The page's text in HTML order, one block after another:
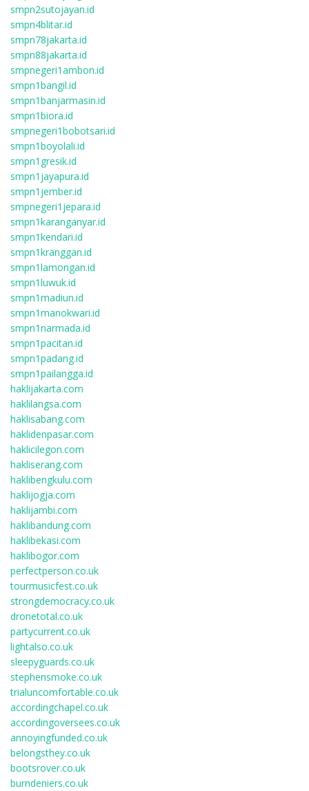
smpn2sutojayan.id
smpn4blitar.id
smpn78jakarta.id
smpn88jakarta.id
smpnegeri1ambon.id
smpn1bangil.id
smpn1banjarmasin.id
smpn1biora.id
smpnegeri1bobotsari.id
smpn1boyolali.id
smpn1gresik.id
smpn1jayapura.id
smpn1jember.id
smpnegeri1jepara.id
smpn1karanganyar.id
smpn1kendari.id
smpn1kranggan.id
smpn1lamongan.id
smpn1luwuk.id
smpn1madiun.id
smpn1manokwari.id
smpn1narmada.id
smpn1pacitan.id
smpn1padang.id
smpn1pailangga.id
haklijakarta.com
haklilangsa.com
haklisabang.com
haklidenpasar.com
haklicilegon.com
hakliserang.com
haklibengkulu.com
haklijogja.com
haklijambi.com
haklibandung.com
haklibekasi.com
haklibogor.com
perfectperson.co.uk
tourmusicfest.co.uk
strongdemocracy.co.uk
dronetotal.co.uk
partycurrent.co.uk
lightalso.co.uk
sleepyguards.co.uk
stephensmoke.co.uk
trialuncomfortable.co.uk
accordingchapel.co.uk
accordingoversees.co.uk
annoyingfunded.co.uk
belongsthey.co.uk
bootsrover.co.uk
burndeniers.co.uk